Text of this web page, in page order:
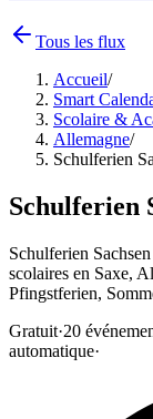
Tous les flux
Accueil/
Smart
Scolaire &
Allemagne/
Schulferien
Schulferien
Schulferien
scolaires en Saxe,
Pfingstferien,
Gratuit·20
automatique·